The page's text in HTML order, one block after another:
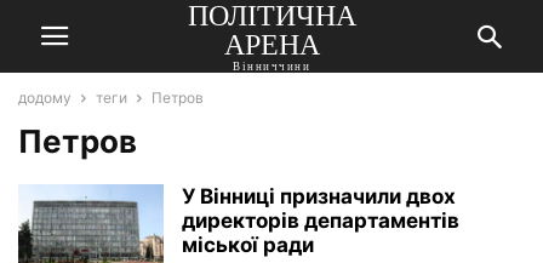
ПОЛІТИЧНА
АРЕНА
Вінниччини
додому теги Петров
Петров
У Вінниці призначили двох
директорів департаментів
міської ради